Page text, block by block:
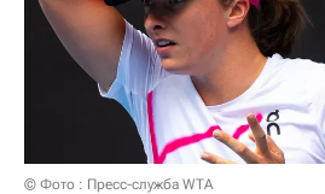
© Фото : Пресс-служба WTA